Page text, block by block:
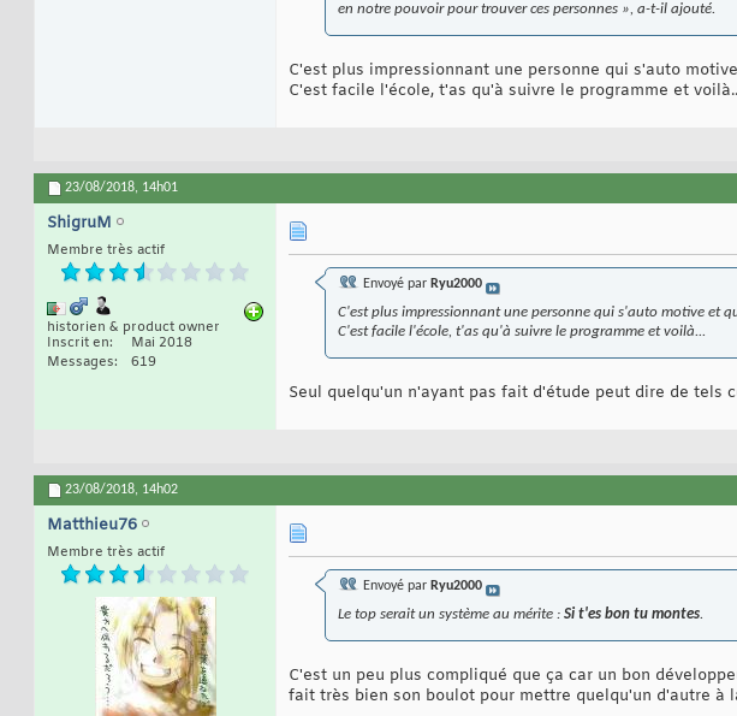
en notre pouvoir pour trouver ces personnes », a-t-il ajouté.
C'est plus impressionnant une personne qui s'auto
C'est facile l'école, t'as qu'à suivre le programme et
23/08/2018, 14h01
ShigruM
Membre très actif
historien & product owner
Inscrit en
Mai 2018
Messages
619
Envoyé par Ryu2000
C'est plus impressionnant une personne qui s'auto motive et
C'est facile l'école, t'as qu'à suivre le programme et voilà...
Seul quelqu'un n'ayant pas fait d'étude peut dire de tels
23/08/2018, 14h02
Matthieu76
Membre très actif
Envoyé par Ryu2000
Le top serait un système au mérite : Si t'es bon tu montes.
C'est un peu plus compliqué que ça car un bon
fait très bien son boulot pour mettre quelqu'un d'autre à